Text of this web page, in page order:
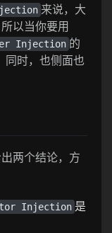
来说，大
以当你要用
Injection 的
同时，也侧面也
两个结论，方
Injection 是